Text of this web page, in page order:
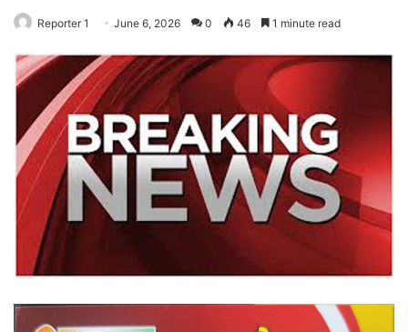
Reporter 1 June 6, 2026 0 46 1 minute read